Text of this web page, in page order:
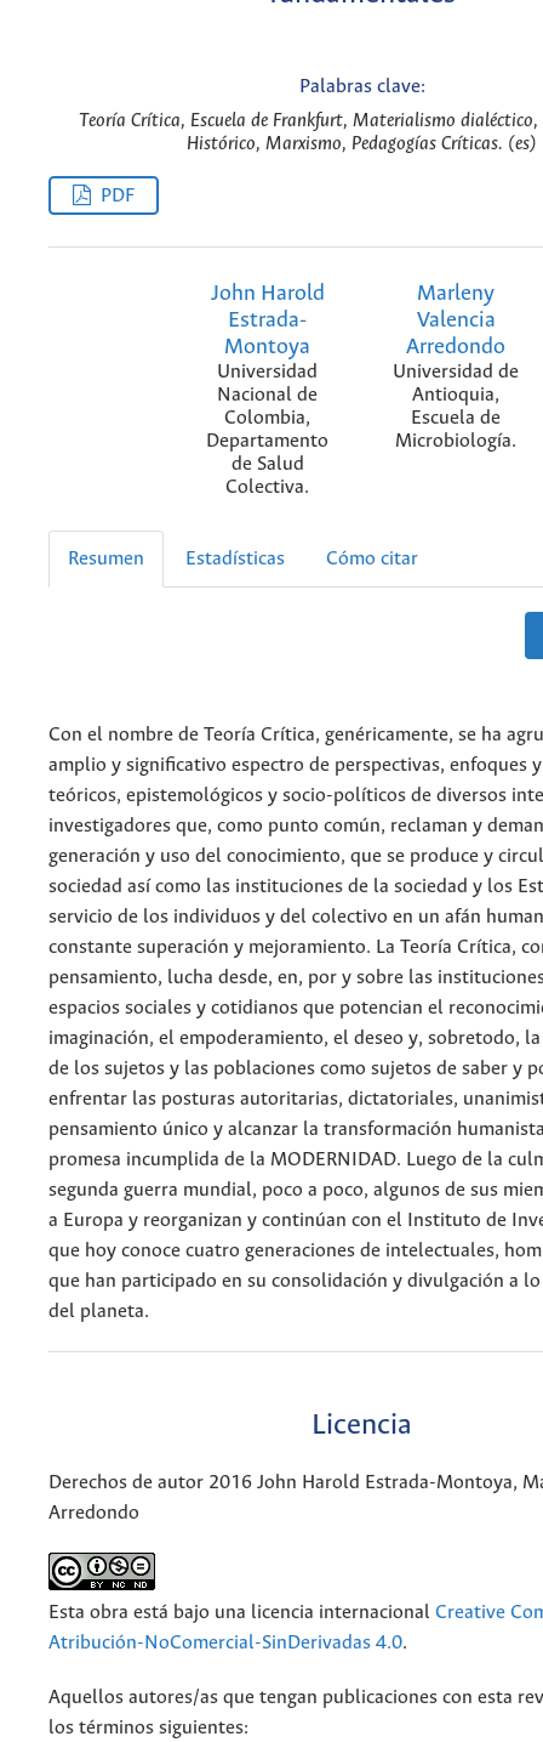
Palabras clave:
Teoría Crítica, Escuela de Frankfurt, Materialismo
Histórico, Marxismo, Pedagogías Críticas. (es)
PDF
John Harold
Estrada-
Montoya
Universidad
Nacional de
Colombia,
Departamento
de Salud
Colectiva.
Marleny
Valencia
Arredondo
Universidad de
Antioquia,
Escuela de
Microbiología.
Resumen Estadísticas Cómo citar
Con el nombre de Teoría Crítica, genéricamente, se ha
amplio y significativo espectro de perspectivas, enfoques
teóricos, epistemológicos y socio-políticos de diversos
investigadores que, como punto común, reclaman y
generación y uso del conocimiento, que se produce y
sociedad así como las instituciones de la sociedad y los
servicio de los individuos y del colectivo en un afán
constante superación y mejoramiento. La Teoría Crítica,
pensamiento, lucha desde, en, por y sobre las
espacios sociales y cotidianos que potencian el
imaginación, el empoderamiento, el deseo y, sobretodo,
de los sujetos y las poblaciones como sujetos de saber y
enfrentar las posturas autoritarias, dictatoriales,
pensamiento único y alcanzar la transformación
promesa incumplida de la MODERNIDAD. Luego de la
segunda guerra mundial, poco a poco, algunos de sus
a Europa y reorganizan y continúan con el Instituto de
que hoy conoce cuatro generaciones de intelectuales,
que han participado en su consolidación y divulgación a
del planeta.
Licencia
Derechos de autor 2016 John Harold Estrada-Montoya,
Arredondo
Esta obra está bajo una licencia internacional Creative
Atribución-NoComercial-SinDerivadas 4.0.
Aquellos autores/as que tengan publicaciones con esta
los términos siguientes: